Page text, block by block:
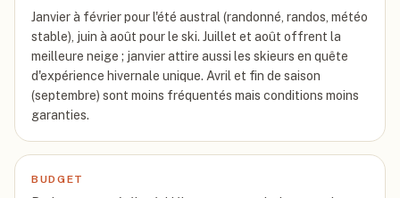
Janvier à février pour l'été austral (randonné, randos, météo
stable), juin à août pour le ski. Juillet et août offrent la
meilleure neige ; janvier attire aussi les skieurs en quête
d'expérience hivernale unique. Avril et fin de saison
(septembre) sont moins fréquentés mais conditions moins
garanties.
BUDGET